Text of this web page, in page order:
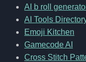
AI b roll
AI Tools
Emoji Kitchen
Gamecode AI
Cross Stitch